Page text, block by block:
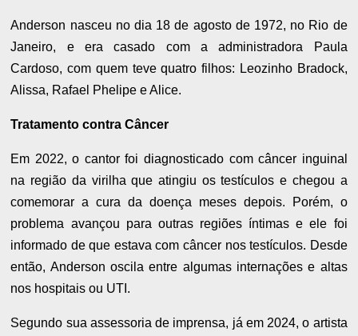
Anderson nasceu no dia 18 de agosto de 1972, no Rio de
Janeiro, e era casado com a administradora Paula
Cardoso, com quem teve quatro filhos: Leozinho Bradock,
Alissa, Rafael Phelipe e Alice.
Tratamento contra Câncer
Em 2022, o cantor foi diagnosticado com câncer inguinal
na região da virilha que atingiu os testículos e chegou a
comemorar a cura da doença meses depois. Porém, o
problema avançou para outras regiões íntimas e ele foi
informado de que estava com câncer nos testículos. Desde
então, Anderson oscila entre algumas internações e altas
nos hospitais ou UTI.
Segundo sua assessoria de imprensa, já em 2024, o artista